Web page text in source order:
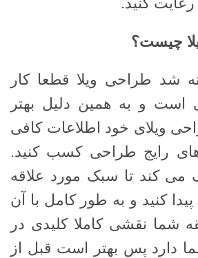
چیست؟
شد طراحی ویلا قطعا کار
و به همین دلیل بهتر
ویلای خود اطلاعات کافی
رایج طراحی کسب کنید.
می کند تا سبک مورد علاقه
کنید و به طور کامل با آن
شما نقشی کاملا کلیدی در
دارد پس بهتر است قبل از